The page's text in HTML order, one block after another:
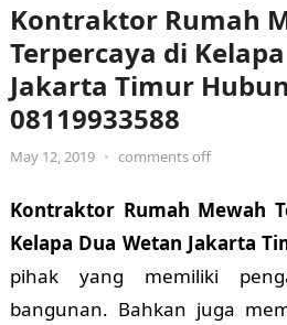
Kontraktor Rumah
Terpercaya di
Jakarta Timur
08119933588
May 12, 2019 • comments off
Kontraktor Rumah Mewah
Kelapa Dua Wetan Jakarta
pihak yang memiliki
bangunan. Bahkan juga